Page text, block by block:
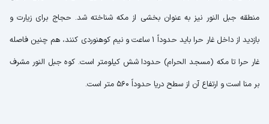
منطقه جبل النور نیز به عنوان بخشی از مکه شناخته شد. حجاج برای زیارت و
بازدید از داخل غار حرا باید حدوداً 1 ساعت و نیم کوهنوردی کنند، هم چنین فاصله
غار حرا تا مکه (مسجد الحرام) حدودا شش کیلومتر است. کوه جبل النور مشرف
بر منا است و ارتفاع آن از سطح دریا حدوداً 560 متر است.